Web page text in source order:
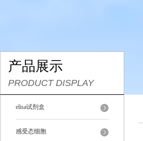
产品展示
PRODUCT DISPLAY
elisa试剂盒
感受态细胞